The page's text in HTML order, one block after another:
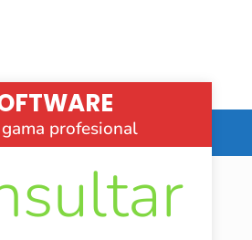
profesional